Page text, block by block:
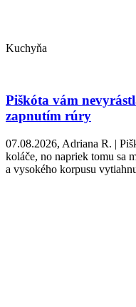
Kuchyňa
Piškóta vám
zapnutím rúry
07.08.2026, Adriana R. |
koláče, no napriek tomu sa
a vysokého korpusu